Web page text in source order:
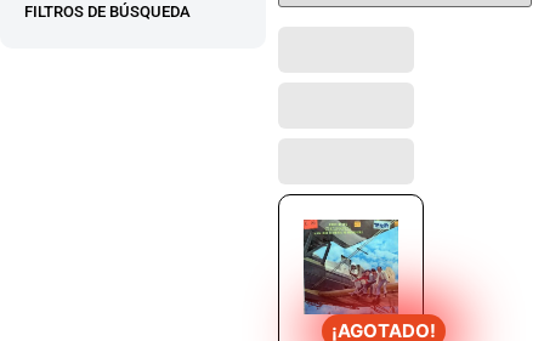
FILTROS DE BÚSQUEDA
¡AGOTADO!